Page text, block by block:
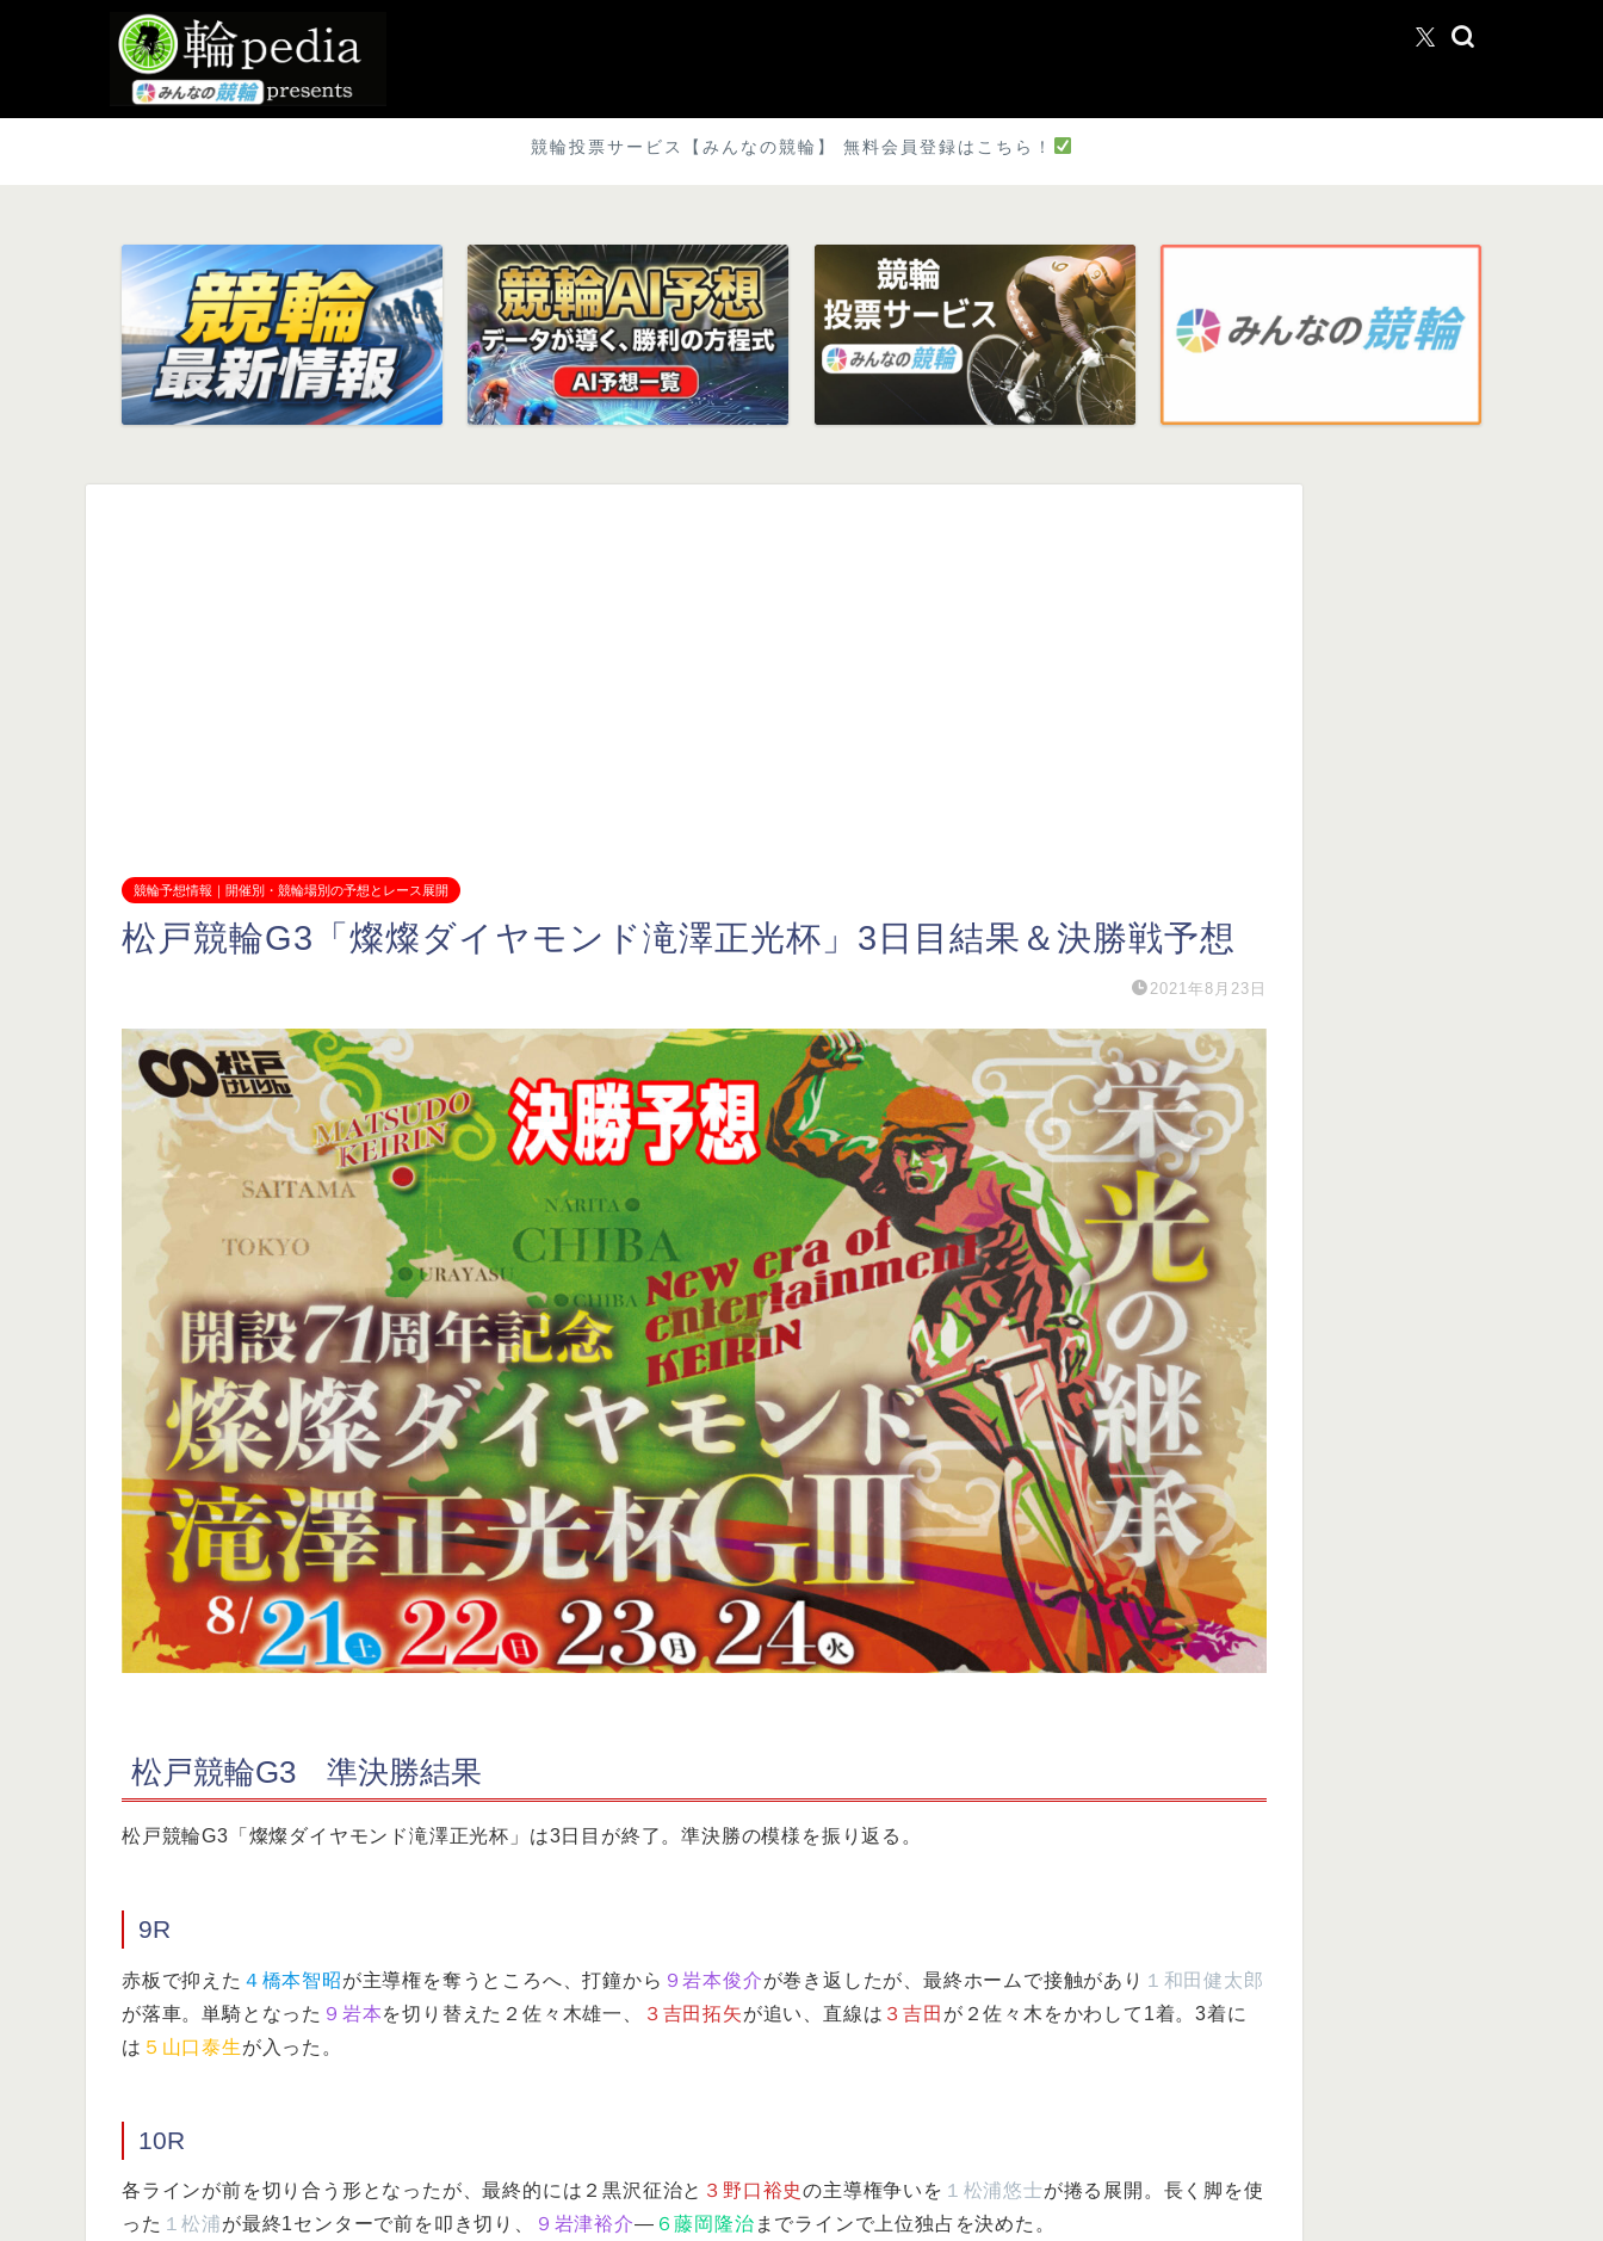
競輪投票サービス【みんなの競輪】 無料会員登録はこちら！
競輪予想情報｜開催別・競輪場別の予想とレース展開
松戸競輪G3「燦燦ダイヤモンド滝澤正光杯」3日目結果＆決勝戦予想
2021年8月23日
松戸競輪G3 準決勝結果
松戸競輪G3「燦燦ダイヤモンド滝澤正光杯」は3日目が終了。準決勝の模様を振り返る。
9R
赤板で抑えた ４橋本智昭が主導権を奪うところへ、打鐘から ９岩本俊介が巻き返したが、最終ホームで接触があり １和田健太郎
が落車。単騎となった ９岩本を切り替えた２佐々木雄一、 ３吉田拓矢が追い、直線は ３吉田 が２佐々木をかわして1着。3着に
は ５山口泰生が入った。
10R
各ラインが前を切り合う形となったが、最終的には２黒沢征治と ３野口裕史の主導権争いを １松浦悠士が捲る展開。長く脚を使
った １松浦が最終1センターで前を叩き切り、 ９岩津裕介― ６藤岡隆治 までラインで上位独占を決めた。